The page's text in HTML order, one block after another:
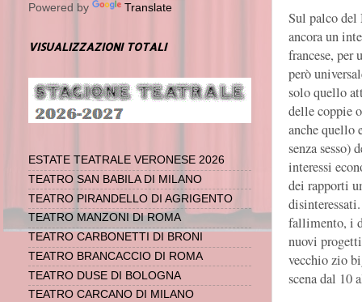
Sul palco
ancora un
francese, per
però
solo quello
delle coppie
anche quello
senza sesso)
interessi
dei rapporti
fallimento, i
nuovi
vecchio zio
scena dal 10
Powered by Translate
VISUALIZZAZIONI TOTALI
ESTATE TEATRALE VERONESE 2026
TEATRO SAN BABILA DI MILANO
TEATRO PIRANDELLO DI AGRIGENTO
TEATRO MANZONI DI ROMA
TEATRO CARBONETTI DI BRONI
TEATRO BRANCACCIO DI ROMA
TEATRO DUSE DI BOLOGNA
TEATRO CARCANO DI MILANO